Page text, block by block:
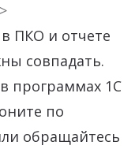
ПКО и отчете
совпадать.
программах 1С
по
обращайтесь